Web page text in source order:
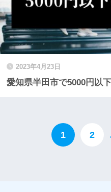
2023年4月23日
愛知県半田市で5000円以
1 2